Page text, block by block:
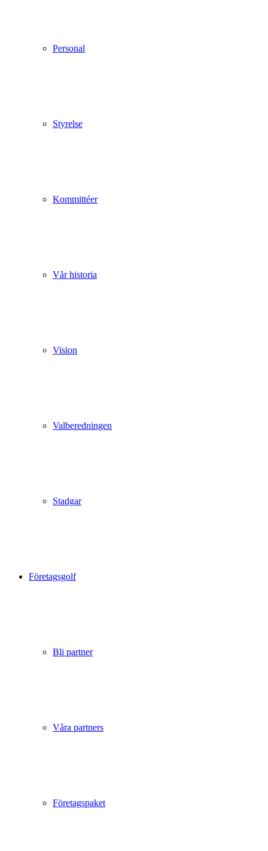
Personal
Styrelse
Kommittéer
Vår historia
Vision
Valberedningen
Stadgar
Företagsgolf
Bli partner
Våra partners
Företagspaket